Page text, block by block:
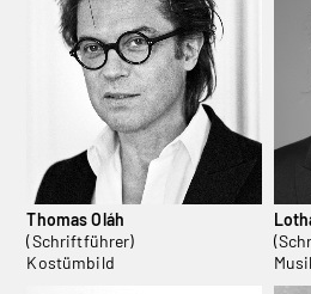
Thomas Oláh
(Schriftführer)
Kostümbild